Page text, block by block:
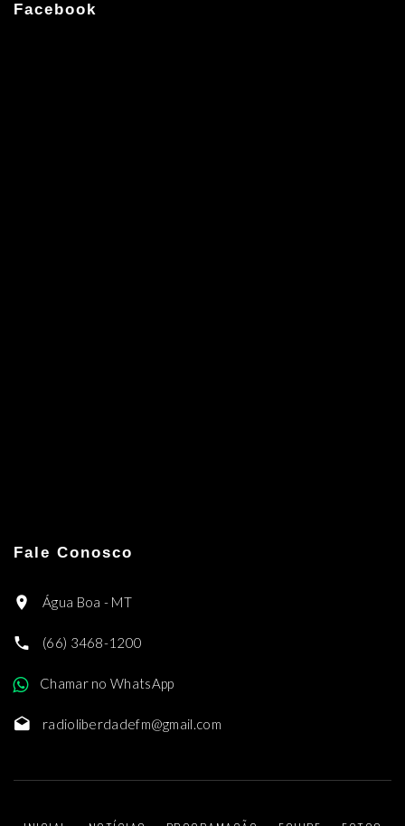
Facebook
Fale Conosco
Água Boa - MT
(66) 3468-1200
Chamar no WhatsApp
radioliberdadefm@gmail.com